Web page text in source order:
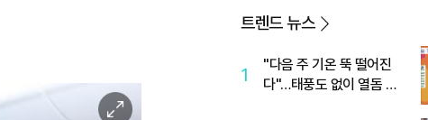
이
트렌드 뉴스
1
"다음 주 기온 뚝 떨어진
다"…태풍도 없이 열돔 박